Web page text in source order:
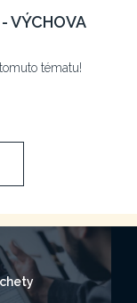
VÝCHOVA
tématu!